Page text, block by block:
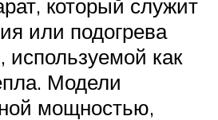
который служит
или подогрева
как
Модели
мощностью,